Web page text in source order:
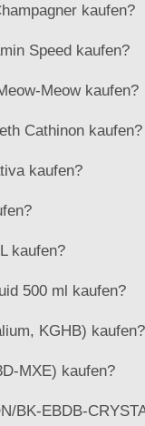
kaufen?
Speed ​​kaufen?
Meow kaufen?
Cathinon kaufen?
kaufen?
kaufen?
500 ml kaufen?
KGHB) kaufen?
MXE) kaufen?
BK-EBDB-